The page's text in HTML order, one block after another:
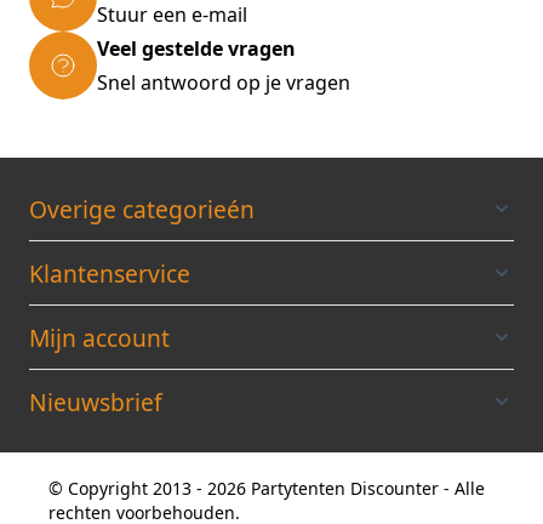
Stuur een e-mail
Veel gestelde vragen
Snel antwoord op je vragen
Overige categorieén
Klantenservice
Mijn account
Nieuwsbrief
© Copyright 2013 - 2026 Partytenten Discounter - Alle
rechten voorbehouden.